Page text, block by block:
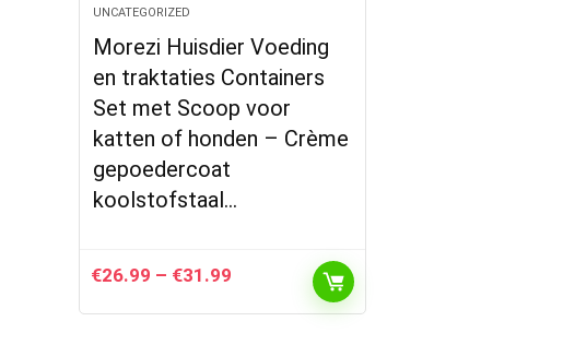
UNCATEGORIZED
Morezi Huisdier Voeding
en traktaties Containers
Set met Scoop voor
katten of honden – Crème
gepoedercoat
koolstofstaal…
€26.99 – €31.99 Prijsklasse:
tot